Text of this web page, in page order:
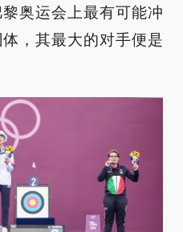
奥运会上最有可能冲
，其最大的对手便是